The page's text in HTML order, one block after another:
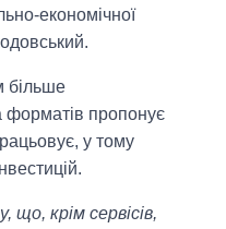
економічної
більше
форматів пропонує
у тому
крім сервісів,